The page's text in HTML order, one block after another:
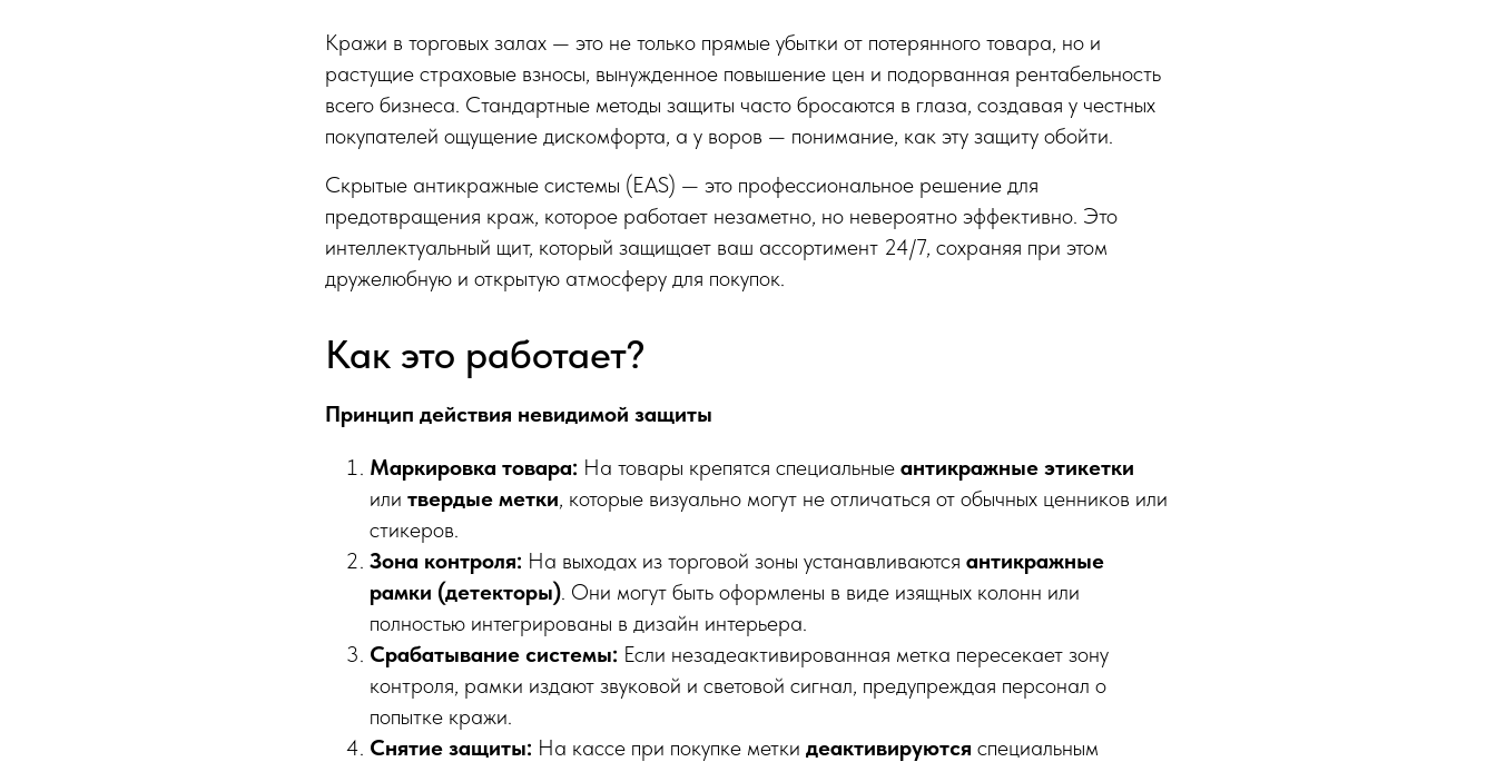
Кражи в торговых залах — это не только прямые убытки от потерянного товара, но и
растущие страховые взносы, вынужденное повышение цен и подорванная рентабельность
всего бизнеса. Стандартные методы защиты часто бросаются в глаза, создавая у честных
покупателей ощущение дискомфорта, а у воров — понимание, как эту защиту обойти.
Скрытые антикражные системы (EAS) — это профессиональное решение для
предотвращения краж, которое работает незаметно, но невероятно эффективно. Это
интеллектуальный щит, который защищает ваш ассортимент 24/7, сохраняя при этом
дружелюбную и открытую атмосферу для покупок.
Как это работает?
Принцип действия невидимой защиты
Маркировка товара: На товары крепятся специальные антикражные этикетки
или твердые метки, которые визуально могут не отличаться от обычных ценников или
стикеров.
Зона контроля: На выходах из торговой зоны устанавливаются антикражные
рамки (детекторы). Они могут быть оформлены в виде изящных колонн или
полностью интегрированы в дизайн интерьера.
Срабатывание системы: Если незадеактивированная метка пересекает зону
контроля, рамки издают звуковой и световой сигнал, предупреждая персонал о
попытке кражи.
Снятие защиты: На кассе при покупке метки деактивируются специальным